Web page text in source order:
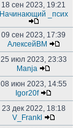
18 сен 2023, 19:21
Начинающий _псих
09 сен 2023, 17:39
АлексейВМ
25 июл 2023, 23:33
Manja
08 июн 2023, 14:55
Igor20f
23 дек 2022, 18:18
V_Frankl